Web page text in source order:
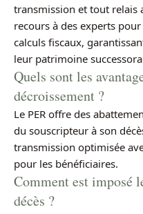
transmission et tout relais
recours à des experts pour
calculs fiscaux,
leur patrimoine
Quels sont les
décroissement ?
Le PER offre des
du souscripteur à son
transmission optimisée
pour les bénéficiaires.
Comment est imposé
décès ?